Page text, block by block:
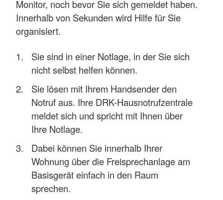
Monitor, noch bevor Sie sich gemeldet haben.
Innerhalb von Sekunden wird Hilfe für Sie
organisiert.
Sie sind in einer Notlage, in der Sie sich
nicht selbst helfen können.
Sie lösen mit Ihrem Handsender den
Notruf aus. Ihre DRK-Hausnotrufzentrale
meldet sich und spricht mit Ihnen über
Ihre Notlage.
Dabei können Sie innerhalb Ihrer
Wohnung über die Freisprechanlage am
Basisgerät einfach in den Raum
sprechen.